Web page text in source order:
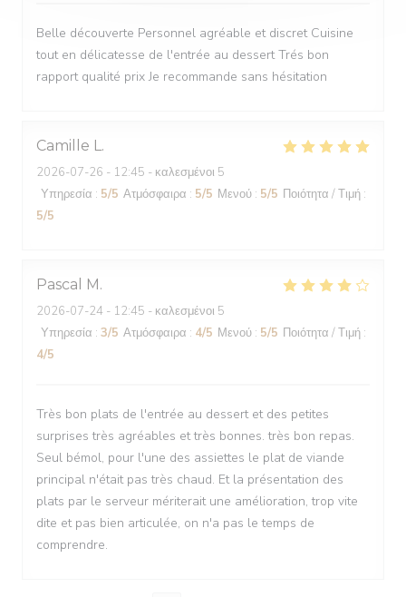
Belle découverte Personnel agréable et discret Cuisine
tout en délicatesse de l'entrée au dessert Trés bon
rapport qualité prix Je recommande sans hésitation
Camille L
2026-07-26 - 12:45 - καλεσμένοι 5
Υπηρεσία : 5/5 Ατμόσφαιρα : 5/5 Μενού : 5/5 Ποιότητα / Τιμή :
5/5
Pascal M
2026-07-24 - 12:45 - καλεσμένοι 5
Υπηρεσία : 3/5 Ατμόσφαιρα : 4/5 Μενού : 5/5 Ποιότητα / Τιμή :
4/5
Très bon plats de l'entrée au dessert et des petites
surprises très agréables et très bonnes. très bon repas.
Seul bémol, pour l'une des assiettes le plat de viande
principal n'était pas très chaud. Et la présentation des
plats par le serveur mériterait une amélioration, trop vite
dite et pas bien articulée, on n'a pas le temps de
comprendre.